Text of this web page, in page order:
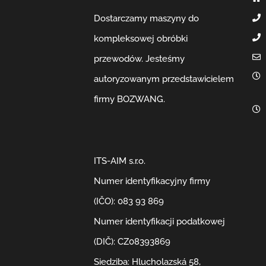
Dostarczamy maszyny do
kompleksowej obróbki
przewodów. Jesteśmy
autoryzowanym przedstawicielem
firmy BOZWANG.
ITS-AIM s.r.o.
Numer identyfikacyjny firmy
(IČO): 083 93 869
Numer identyfikacji podatkowej
(DIČ): CZ08393869
Siedziba: Hlucholazská 58,